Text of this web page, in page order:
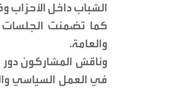
الشباب داخل الأحزاب
كما تضمنت الجلسات
والعامة.
وناقش المشاركون
في العمل السياسي